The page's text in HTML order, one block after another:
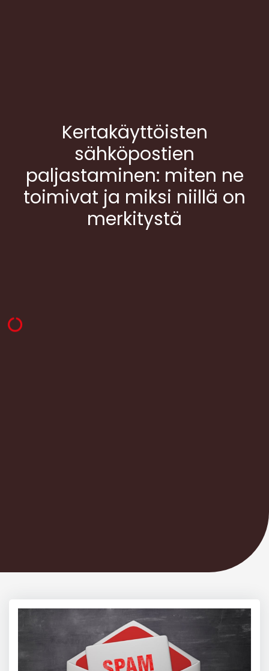
Kertakäyttöisten
sähköpostien
paljastaminen: miten ne
toimivat ja miksi niillä on
merkitystä